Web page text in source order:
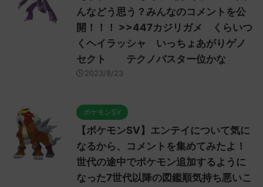
んなどう思う？みんなのコメントを公
開！！！ >>447カジリガメ くらいつ
くヘイラッシャ いっちょあがりゲノ
セクト テクノバスター位かな
2023/8/23
ポケモンSV
【ポケモンSV】エンテイについて気に
なるから、コメントを集めてみたよ！
世代の途中でポケモン追加するように
なった7世代以降の図鑑順気持ち悪いこ